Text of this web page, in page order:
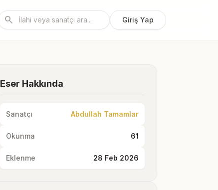
search Giriş Yap
Eser Hakkında
Sanatçı Abdullah Tamamlar
Okunma 61
Eklenme 28 Feb 2026